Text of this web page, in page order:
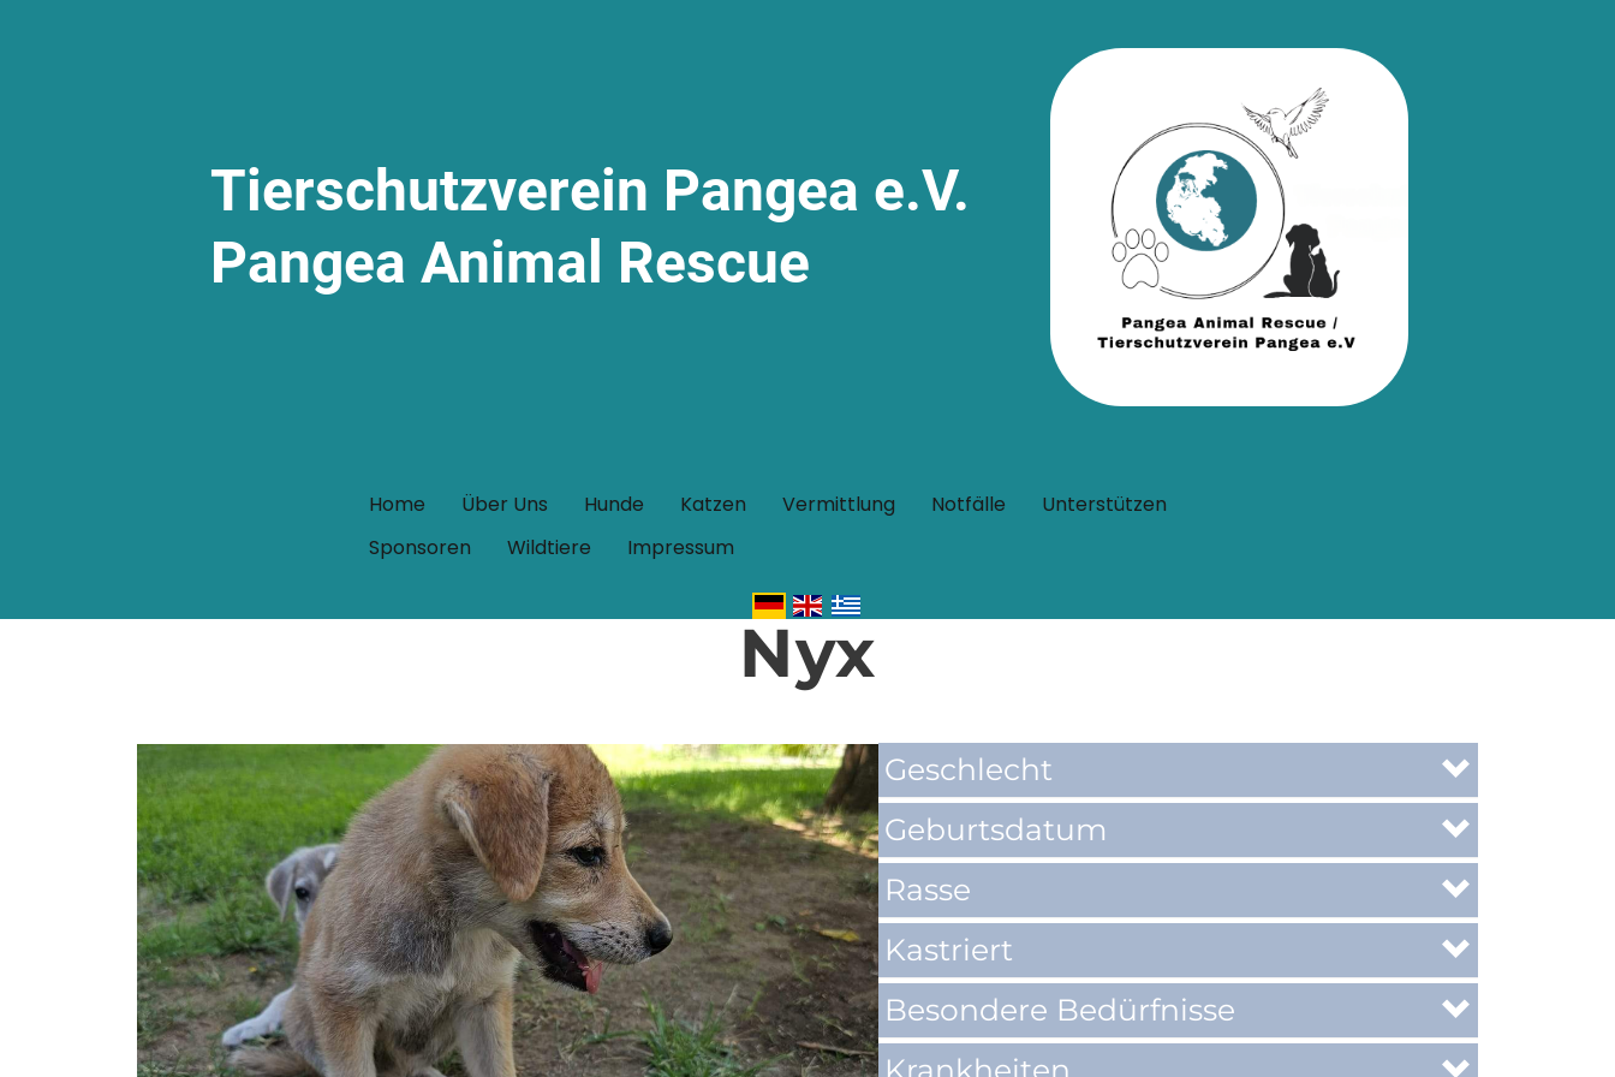
Tierschutzverein Pangea e.V.
Pangea Animal Rescue
Home Über Uns Hunde Katzen Vermittlung Notfälle
Unterstützen
Sponsoren
Wildtiere Impressum
Nyx
Geschlecht
Geburtsdatum
Rasse
Kastriert
Besondere Bedürfnisse